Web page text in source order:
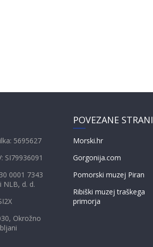
5695627
SI79936091
0001 7343
NLB, d. d.
Okrožno
POVEZANE STRANI
Morski.hr
Gorgonija.com
Pomorski muzej Piran
Ribiški muzej traškega
primorja